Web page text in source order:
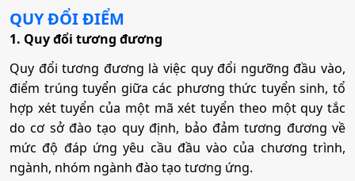
Mã ngành:7810101
Tổ hợp:(Toán, 2 môn bất kì); (Văn, 2 môn bất kì)
Quản lý xây dựng
Mã ngành:7580302
Du lịch
Mã ngành: 7810101
Công nghệ thông tin
Mã ngành:7480201
Tổ hợp:(Toán, 2 môn bất kì)
Công nghệ kỹ thuật Cơ khí
•Mã ngành:7340101
Chỉ tiêu:
• Phương thức xét tuyển: ĐGNL HCM ĐT THPTHọc Bạ Kết Hợp
• Tổ hợp:(Toán, 2 môn bất kì); (Văn, 2 môn bất kì)
4. Marketing
QUY ĐỔI ĐIỂM
1. Quy đổi tương đương
Quy đổi tương đương là việc quy đổi ngưỡng đầu vào,
điểm trúng tuyển giữa các phương thức tuyển sinh, tổ
hợp xét tuyển của một mã xét tuyển theo một quy tắc
do cơ sở đào tạo quy định, bảo đảm tương đương về
mức độ đáp ứng yêu cầu đầu vào của chương trình,
ngành, nhóm ngành đào tạo tương ứng.